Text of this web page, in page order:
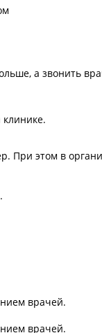
а звонить
При этом в
врачей.
врачей.